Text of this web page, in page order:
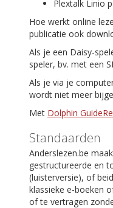
Plextalk Linio
Hoe werkt online
publicatie ook
Als je een Daisy-
speler, bv. met een
Als je via je
wordt niet meer
Met Dolphin
Standaarden
Anderslezen.be
gestructureerde en
(luisterversie), of
klassieke e-boeken
of te vertragen